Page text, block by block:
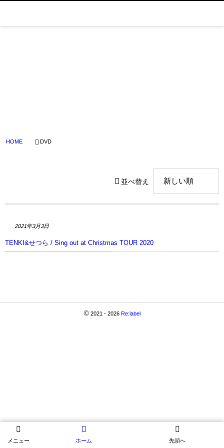
HOME DVD
並べ替え
2021年3月3日
TENKI&せつら / Sing out at Christmas TOUR 2020
©2021 - 2026 Re:label
メニュー ホーム 先頭へ